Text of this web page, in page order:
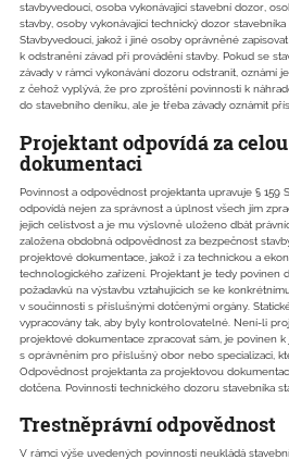
stavbyvedoucí, osoba vykonávající stavební dozor,
stavby, osoby vykonávající technický dozor
Stavbyvedoucí, jakož i jiné osoby oprávněné
k odstranění závad při provádění stavby. Pokud se
závady v rámci vykonávání dozoru odstranit, oznámí
z čehož vyplývá, že pro zproštění povinnosti k
do stavebního deníku, ale je třeba závady oznámit
Projektant odpovídá za
dokumentaci
Povinnost a odpovědnost projektanta upravuje § 159
odpovídá nejen za správnost a úplnost všech jím
jejich celistvost a je mu výslovně uloženo dbát
založena obdobná odpovědnost za bezpečnost
projektové dokumentace, jakož i za technickou a
technologického zařízení. Projektant je tedy povinen
požadavků na výstavbu vztahujících se ke
v součinnosti s příslušnými dotčenými orgány.
vypracovány tak, aby byly kontrolovatelné. Není-li
projektové dokumentace zpracovat sám, je povinen
s oprávněním pro příslušný obor nebo specializaci,
Odpovědnost projektanta za projektovou
dotčena. Povinnosti technického dozoru stavebníka
Trestněprávní odpovědnost
V rámci výše uvedených povinností neukládá